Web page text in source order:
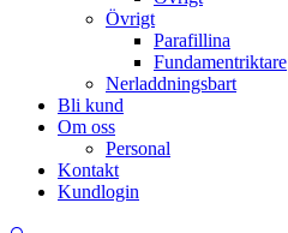
Övrigt
Parafillina
Fundamentriktare
Nerladdningsbart
Bli kund
Om oss
Personal
Kontakt
Kundlogin